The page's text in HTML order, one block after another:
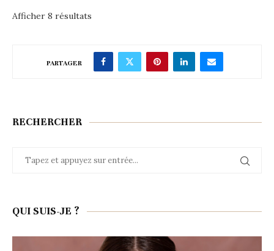
Afficher 8 résultats
PARTAGER
RECHERCHER
QUI SUIS-JE ?